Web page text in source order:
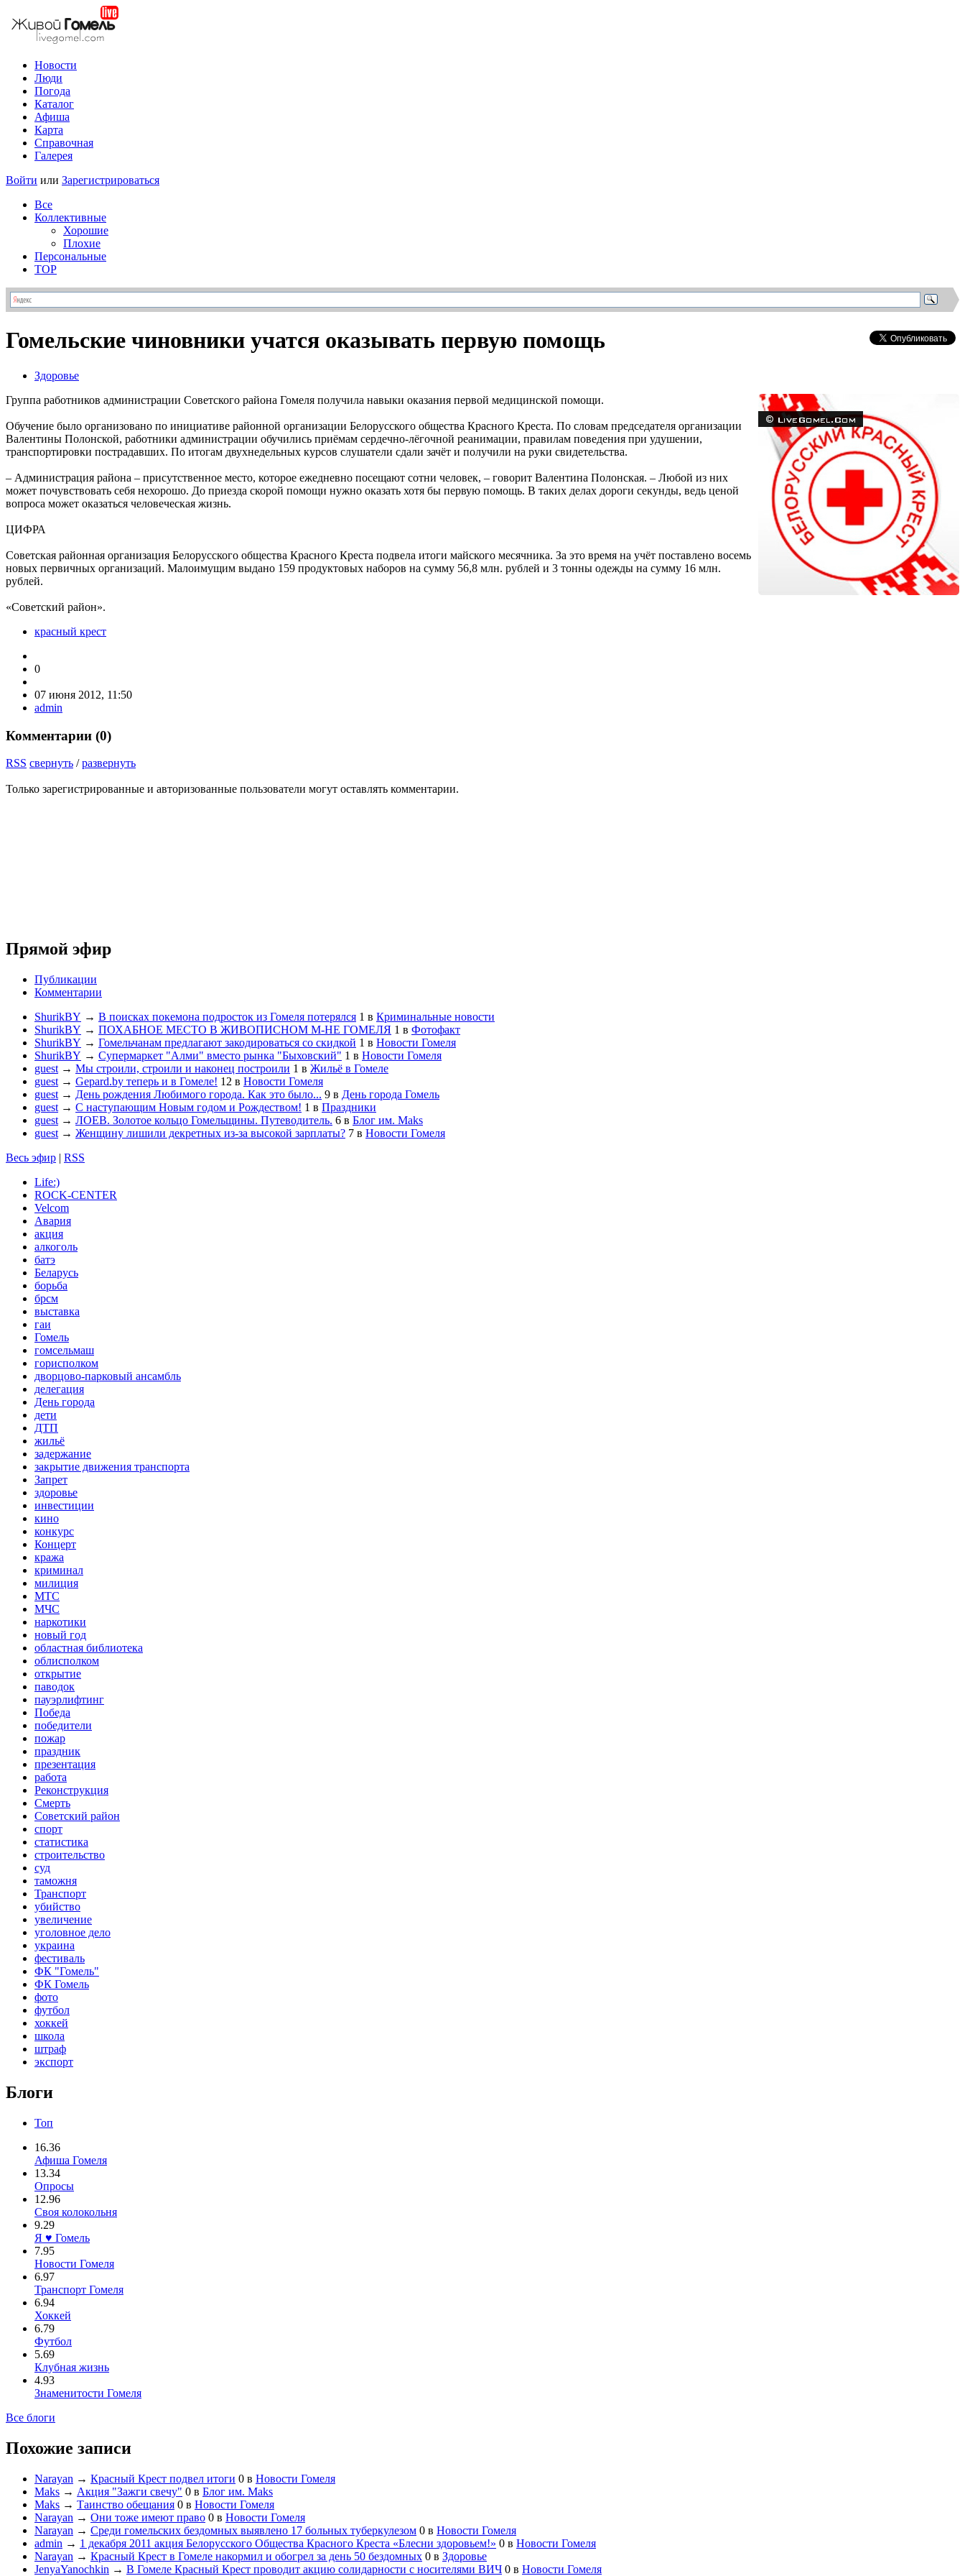
Новости
Люди
Погода
Каталог
Афиша
Карта
Справочная
Галерея
Войти или Зарегистрироваться
Все
Коллективные
Хорошие
Плохие
Персональные
TOP
Гомельские чиновники учатся оказывать первую помощь
Здоровье
Группа работников администрации Советского района Гомеля получила навыки оказания первой медицинской помощи.
Обучение было организовано по инициативе районной организации Белорусского общества Красного Креста. По словам председателя организации
Валентины Полонской, работники администрации обучились приёмам сердечно-лёгочной реанимации, правилам поведения при удушении,
транспортировки пострадавших. По итогам двухнедельных курсов слушатели сдали зачёт и получили на руки свидетельства.
– Администрация района – присутственное место, которое ежедневно посещают сотни человек, – говорит Валентина Полонская. – Любой из них
может почувствовать себя нехорошо. До приезда скорой помощи нужно оказать хотя бы первую помощь. В таких делах дороги секунды, ведь ценой
вопроса может оказаться человеческая жизнь.
ЦИФРА
Советская районная организация Белорусского общества Красного Креста подвела итоги майского месячника. За это время на учёт поставлено восемь
новых первичных организаций. Малоимущим выдано 159 продуктовых наборов на сумму 56,8 млн. рублей и 3 тонны одежды на сумму 16 млн.
рублей.
«Советский район».
красный крест
0
07 июня 2012, 11:50
admin
Комментарии (0)
RSS свернуть /развернуть
Только зарегистрированные и авторизованные пользователи могут оставлять комментарии.
Прямой эфир
Публикации
Комментарии
ShurikBY → В поисках покемона подросток из Гомеля потерялся 1 в Криминальные новости
ShurikBY → ПОХАБНОЕ МЕСТО В ЖИВОПИСНОМ М-НЕ ГОМЕЛЯ 1 в Фотофакт
ShurikBY → Гомельчанам предлагают закодироваться со скидкой 1 в Новости Гомеля
ShurikBY → Супермаркет "Алми" вместо рынка "Быховский" 1 в Новости Гомеля
guest → Мы строили, строили и наконец построили 1 в Жильё в Гомеле
guest → Gepard.by теперь и в Гомеле! 12 в Новости Гомеля
guest → День рождения Любимого города. Как это было... 9 в День города Гомель
guest → С наступающим Новым годом и Рождеством! 1 в Праздники
guest → ЛОЕВ. Золотое кольцо Гомельщины. Путеводитель. 6 в Блог им. Maks
guest → Женщину лишили декретных из-за высокой зарплаты? 7 в Новости Гомеля
Весь эфир | RSS
Life:)
ROCK-CENTER
Velcom
Авария
акция
алкоголь
батэ
Беларусь
борьба
брсм
выставка
гаи
Гомель
гомсельмаш
горисполком
дворцово-парковый ансамбль
делегация
День города
дети
ДТП
жильё
задержание
закрытие движения транспорта
Запрет
здоровье
инвестиции
кино
конкурс
Концерт
кража
криминал
милиция
МТС
МЧС
наркотики
новый год
областная библиотека
облисполком
открытие
паводок
пауэрлифтинг
Победа
победители
пожар
праздник
презентация
работа
Реконструкция
Смерть
Советский район
спорт
статистика
строительство
суд
таможня
Транспорт
убийство
увеличение
уголовное дело
украина
фестиваль
ФК "Гомель"
ФК Гомель
фото
футбол
хоккей
школа
штраф
экспорт
Блоги
Топ
16.36
Афиша Гомеля
13.34
Опросы
12.96
Своя колокольня
9.29
Я ♥ Гомель
7.95
Новости Гомеля
6.97
Транспорт Гомеля
6.94
Хоккей
6.79
Футбол
5.69
Клубная жизнь
4.93
Знаменитости Гомеля
Все блоги
Похожие записи
Narayan → Красный Крест подвел итоги 0 в Новости Гомеля
Maks → Акция "Зажги свечу" 0 в Блог им. Maks
Maks → Таинство обещания 0 в Новости Гомеля
Narayan → Они тоже имеют право 0 в Новости Гомеля
Narayan → Среди гомельских бездомных выявлено 17 больных туберкулезом 0 в Новости Гомеля
admin → 1 декабря 2011 акция Белорусского Общества Красного Креста «Блесни здоровьем!» 0 в Новости Гомеля
Narayan → Красный Крест в Гомеле накормил и обогрел за день 50 бездомных 0 в Здоровье
JenyaYanochkin → В Гомеле Красный Крест проводит акцию солидарности с носителями ВИЧ 0 в Новости Гомеля